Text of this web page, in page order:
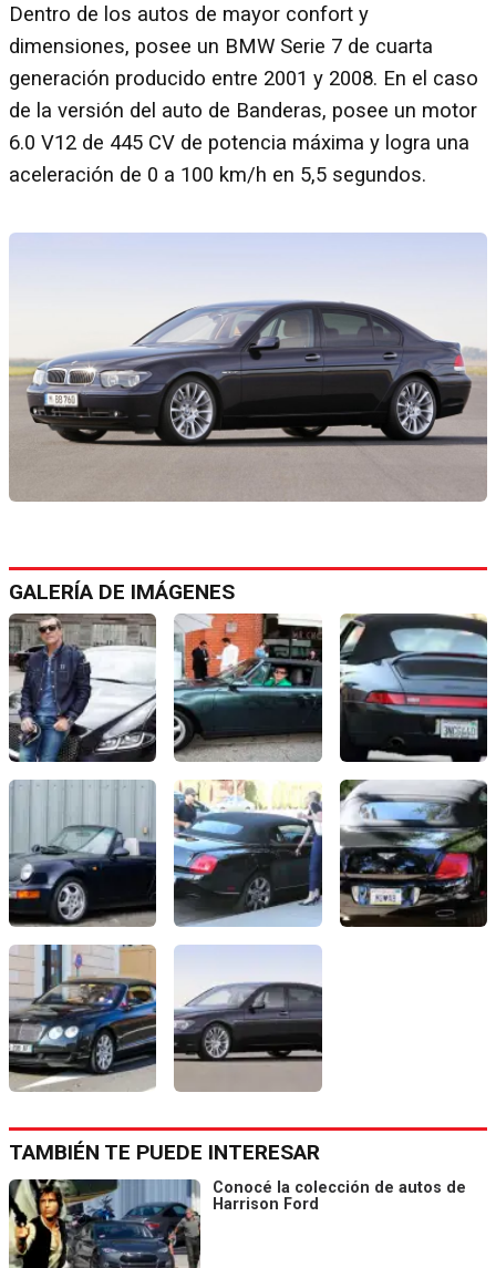
Dentro de los autos de mayor confort y
dimensiones, posee un BMW Serie 7 de cuarta
generación producido entre 2001 y 2008. En el caso
de la versión del auto de Banderas, posee un motor
6.0 V12 de 445 CV de potencia máxima y logra una
aceleración de 0 a 100 km/h en 5,5 segundos.
GALERÍA DE IMÁGENES
TAMBIÉN TE PUEDE INTERESAR
Conocé la colección de autos de
Harrison Ford